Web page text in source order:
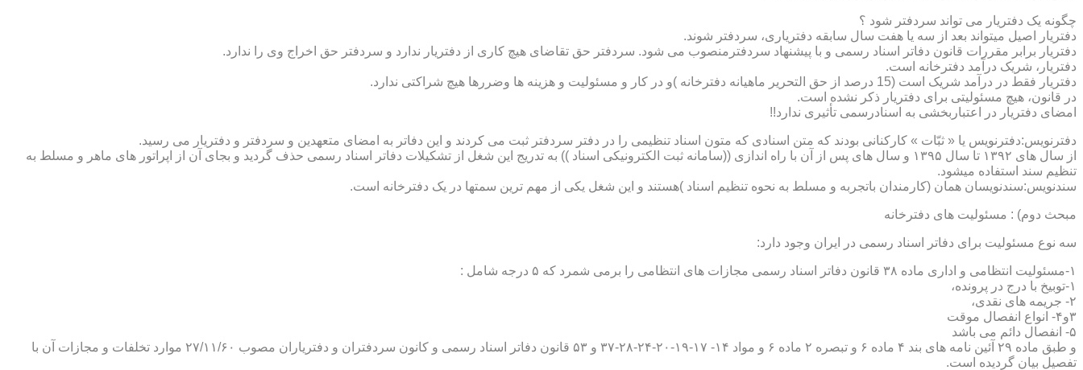
چگونه یک دفتریار می تواند سردفتر شود ؟
دفتریار اصیل میتواند بعد از سه یا هفت سال سابقه دفتریاری، سردفتر شوند.
دفتریار برابر مقررات قانون دفاتر اسناد رسمی و با پیشنهاد سردفترمنصوب می شود. سردفتر حق تقاضای هیچ کاری از دفتریار ندارد و سردفتر حق اخراج وی را ندارد.
دفتریار، شریک درآمد دفترخانه است.
دفتریار فقط در درآمد شریک است (15 درصد از حق التحریر ماهیانه دفترخانه )و در کار و مسئولیت و هزینه ها وضررها هیچ شراکتی ندارد.
در قانون، هیچ مسئولیتی برای دفتریار ذکر نشده است.
امضای دفتریار در اعتباربخشی به اسنادرسمی تأثیری ندارد!!
دفترنویس:دفترنویس یا « ثبّات » کارکنانی بودند که متن اسنادی که متون اسناد تنظیمی را در دفتر سردفتر ثبت می کردند و این دفاتر به امضای متعهدین و سردفتر و دفتریار می رسید.
از سال های ۱۳۹۲ تا سال ۱۳۹۵ و سال های پس از آن با راه اندازی ((سامانه ثبت الکترونیکی اسناد )) به تدریج این شغل از تشکیلات دفاتر اسناد رسمی حذف گردید و بجای آن از اپراتور های ماهر و مسلط به
تنظیم سند استفاده میشود.
سندنویس:سندنویسان همان (کارمندان باتجربه و مسلط به نحوه تنظیم اسناد )هستند و این شغل یکی از مهم ترین سمتها در یک دفترخانه است.
مبحث دوم) : مسئولیت های دفترخانه
سه نوع مسئولیت برای دفاتر اسناد رسمی در ایران وجود دارد:
۱-مسئولیت انتظامی و اداری ماده ۳۸ قانون دفاتر اسناد رسمی مجازات های انتظامی را برمی شمرد که ۵ درجه شامل :
۱-توبیخ با درج در پرونده،
۲- جریمه های نقدی،
۳و۴- انواع انفصال موقت
۵- انفصال دائم می باشد
و طبق ماده ۲۹ آئین نامه های بند ۴ ماده ۶ و تبصره ۲ ماده ۶ و مواد ۱۴- ۱۷-۱۹-۲۰-۲۴-۲۸-۳۷ و ۵۳ قانون دفاتر اسناد رسمی و کانون سردفتران و دفتریاران مصوب ۲۷/۱۱/۶۰ موارد تخلفات و مجازات آن با
تفصیل بیان گردیده است.